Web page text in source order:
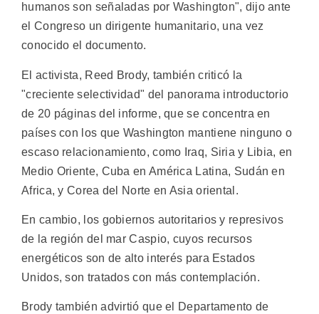
humanos son señaladas por Washington", dijo ante
el Congreso un dirigente humanitario, una vez
conocido el documento.
El activista, Reed Brody, también criticó la
"creciente selectividad" del panorama introductorio
de 20 páginas del informe, que se concentra en
países con los que Washington mantiene ninguno o
escaso relacionamiento, como Iraq, Siria y Libia, en
Medio Oriente, Cuba en América Latina, Sudán en
Africa, y Corea del Norte en Asia oriental.
En cambio, los gobiernos autoritarios y represivos
de la región del mar Caspio, cuyos recursos
energéticos son de alto interés para Estados
Unidos, son tratados con más contemplación.
Brody también advirtió que el Departamento de